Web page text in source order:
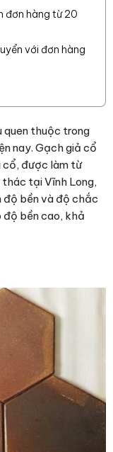
đơn hàng từ 20
với đơn hàng
quen thuộc trong
nay. Gạch giả cổ
cổ, được làm từ
tại Vĩnh Long,
độ bền và độ chắc
độ bền cao, khả